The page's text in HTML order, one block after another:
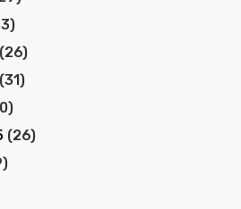
(26)
(31)
(26)